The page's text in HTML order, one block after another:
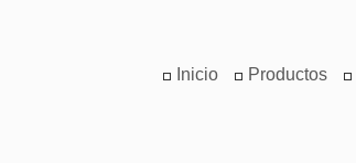
Inicio Productos